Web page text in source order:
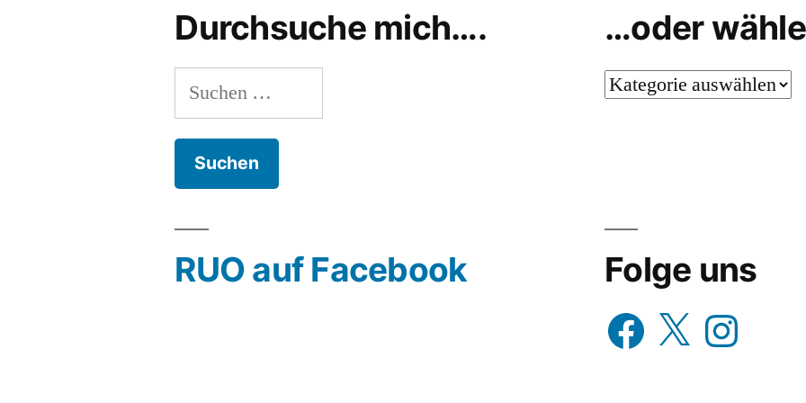
school
Durchsuche mich….
Suchen
nach:
…oder
…
RUO auf Facebook Folge uns
Facebook
X Instagram